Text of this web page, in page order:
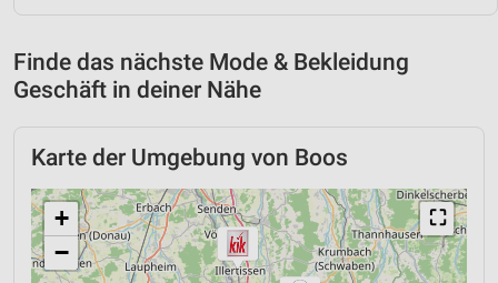
Finde das nächste Mode & Bekleidung
Geschäft in deiner Nähe
Karte der Umgebung von Boos
⛶
+
−